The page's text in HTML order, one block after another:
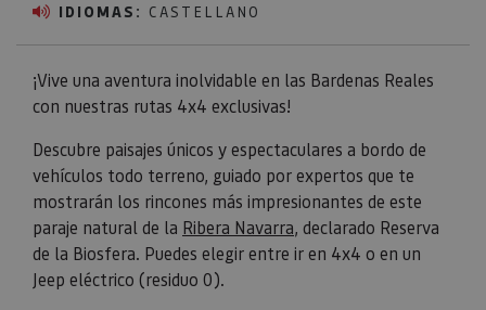
IDIOMAS: CASTELLANO
¡Vive una aventura inolvidable en las Bardenas Reales
con nuestras rutas 4x4 exclusivas!
Descubre paisajes únicos y espectaculares a bordo de
vehículos todo terreno, guiado por expertos que te
mostrarán los rincones más impresionantes de este
paraje natural de la Ribera Navarra, declarado Reserva
de la Biosfera. Puedes elegir entre ir en 4x4 o en un
Jeep eléctrico (residuo 0).